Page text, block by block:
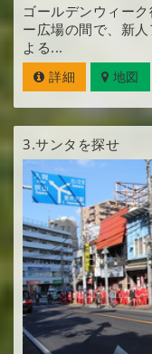
ゴールデンウィー
ー広場の間で、新
よる...
詳細 地図
3.サンタを探せ